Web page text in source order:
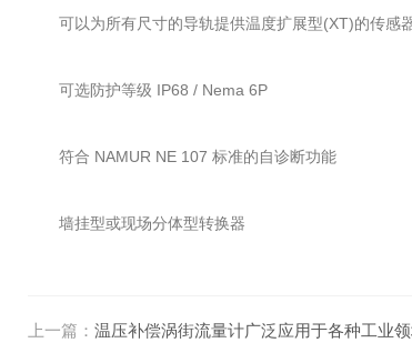
可以为所有尺寸的导轨提供温度扩展型(XT)的传感
可选防护等级 IP68 / Nema 6P
符合 NAMUR NE 107 标准的自诊断功能
墙挂型或现场分体型转换器
上一篇： 温压补偿涡街流量计广泛应用于各种工业